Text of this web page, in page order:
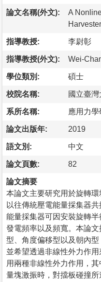
論文名稱(外文):
A
指導教授: 李尉彰
指導教授(外文): Wei-
學位類別: 碩士
校院名稱: 國立臺灣
系所名稱: 應用力
論文出版年: 2019
語文別: 中文
論文頁數: 82
論文摘要
本論文主要研究用於旋轉
以往傳統壓電能量採集器
能量採集器可因安裝旋轉
發電頻率以及頻寬。本論
型、角度偏移型以及朝內型
並希望透過非線性外力作
用兩種非線性外力作用，
量塊激振時，對擋板碰撞